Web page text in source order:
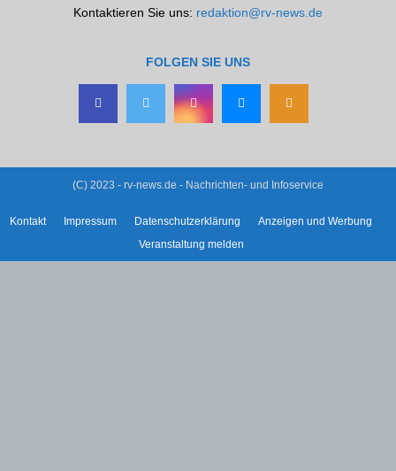
Kontaktieren Sie uns: redaktion@rv-news.de
FOLGEN SIE UNS
(C) 2023 - rv-news.de - Nachrichten- und Infoservice
Kontakt Impressum Datenschutzerklärung
Anzeigen und Werbung
Veranstaltung melden